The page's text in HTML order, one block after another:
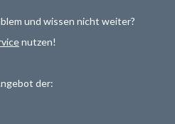
und wissen nicht weiter?
nutzen!
der: